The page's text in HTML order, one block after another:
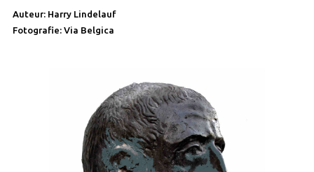
Auteur: Harry Lindelauf
Fotografie: Via Belgica